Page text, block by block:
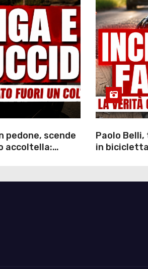
pedone, scende
accoltella:
Paolo
in
chiarire